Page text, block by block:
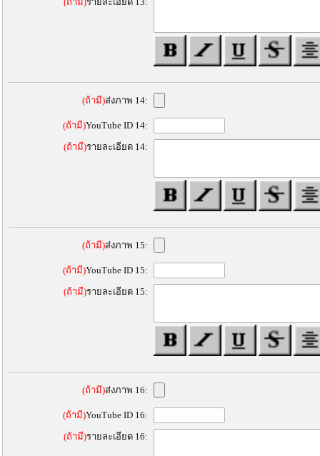
(ถ้ามี)ส่งภาพ 14:
(ถ้ามี)YouTube ID 14:
(ถ้ามี)รายละเอียด 14:
(ถ้ามี)ส่งภาพ 15:
(ถ้ามี)YouTube ID 15:
(ถ้ามี)รายละเอียด 15:
(ถ้ามี)ส่งภาพ 16:
(ถ้ามี)YouTube ID 16:
(ถ้ามี)รายละเอียด 16: